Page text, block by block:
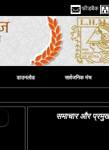
फीडबैक
डाउनलोड सार्वजनिक मंच
समाचार और